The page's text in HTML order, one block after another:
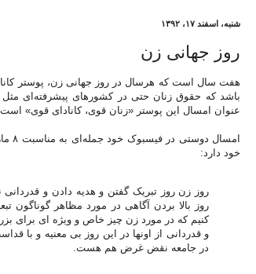
شنبه، اسفند ۱۷، ۱۳۹۲
روز جهانی زن
هفت سال است که هرسال در روز جهانی زن، پوستر
باشد که حقوق زنان حتی در کشورهای پیشرفته‌ای مثل
عنوان امسال این پوستر «زنان قوی، کانادای قوی» است
خود دارد:
روز زن روز تبریک گفتن و هدیه دادن و
روز بالا بردن آگاهی در مورد مظاهر گوناگون
کنیم که در مورد زن چیز خاص و ویژه ای برای
و قدردانی از اونها در این روز بی معنیه و با
در جامعه نقض غرض هم هست.